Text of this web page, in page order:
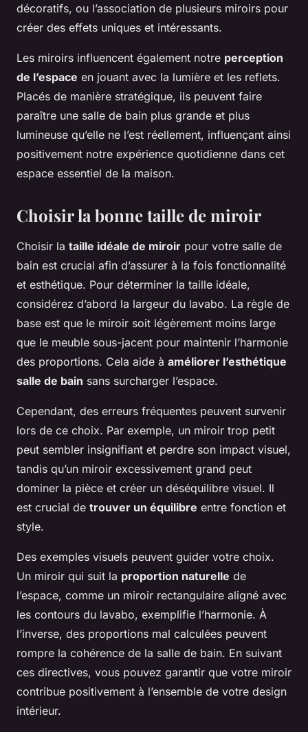
décoratifs, ou l’association de plusieurs miroirs pour
créer des effets uniques et intéressants.
Les miroirs influencent également notre perception
de l’espace en jouant avec la lumière et les reflets.
Placés de manière stratégique, ils peuvent faire
paraître une salle de bain plus grande et plus
lumineuse qu’elle ne l’est réellement, influençant ainsi
positivement notre expérience quotidienne dans cet
espace essentiel de la maison.
Choisir la bonne taille de miroir
Choisir la taille idéale de miroir pour votre salle de
bain est crucial afin d’assurer à la fois fonctionnalité
et esthétique. Pour déterminer la taille idéale,
considérez d’abord la largeur du lavabo. La règle de
base est que le miroir soit légèrement moins large
que le meuble sous-jacent pour maintenir l’harmonie
des proportions. Cela aide à améliorer l’esthétique
salle de bain sans surcharger l’espace.
Cependant, des erreurs fréquentes peuvent survenir
lors de ce choix. Par exemple, un miroir trop petit
peut sembler insignifiant et perdre son impact visuel,
tandis qu’un miroir excessivement grand peut
dominer la pièce et créer un déséquilibre visuel. Il
est crucial de trouver un équilibre entre fonction et
style.
Des exemples visuels peuvent guider votre choix.
Un miroir qui suit la proportion naturelle de
l’espace, comme un miroir rectangulaire aligné avec
les contours du lavabo, exemplifie l’harmonie. À
l’inverse, des proportions mal calculées peuvent
rompre la cohérence de la salle de bain. En suivant
ces directives, vous pouvez garantir que votre miroir
contribue positivement à l’ensemble de votre design
intérieur.